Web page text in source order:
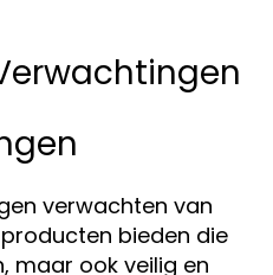
verwachten van
bieden die
maar ook veilig en